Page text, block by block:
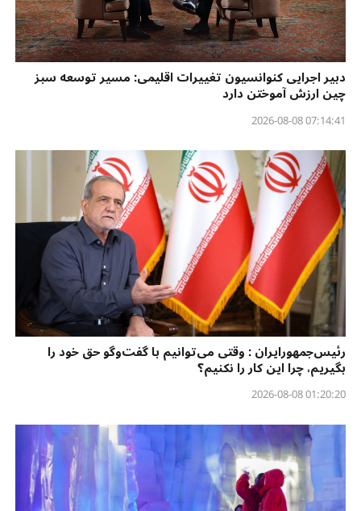
دبیر اجرایی کنوانسیون تغییرات اقلیمی: مسیر توسعه سبز
چین ارزش آموختن دارد
07:14:41 2026-08-08
رئیس‌جمهورایران : وقتی می‌توانیم با گفت‌وگو حق خود را
بگیریم، چرا این کار را نکنیم؟
01:20:20 2026-08-08